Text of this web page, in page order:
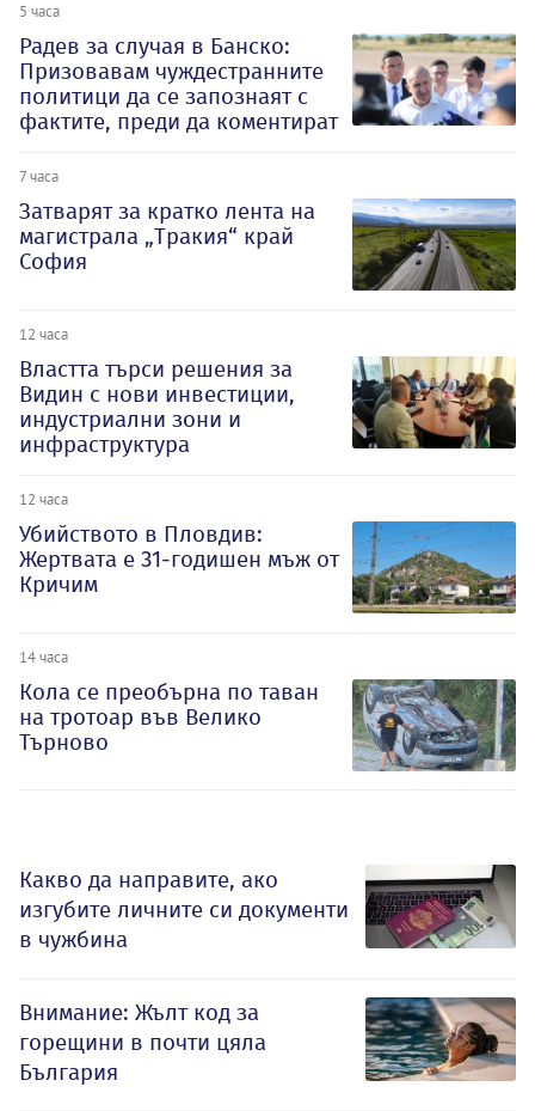
5 часа
Радев за случая в Банско:
Призовавам чуждестранните
политици да се запознаят с
фактите, преди да коментират
7 часа
Затварят за кратко лента на
магистрала „Тракия“ край
София
12 часа
Властта търси решения за
Видин с нови инвестиции,
индустриални зони и
инфраструктура
12 часа
Убийството в Пловдив:
Жертвата е 31-годишен мъж от
Кричим
14 часа
Кола се преобърна по таван
на тротоар във Велико
Търново
Какво да направите, ако
изгубите личните си документи
в чужбина
Внимание: Жълт код за
горещини в почти цяла
България